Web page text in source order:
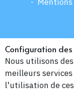
Configuration des
Nous utilisons
meilleurs
l'utilisation de